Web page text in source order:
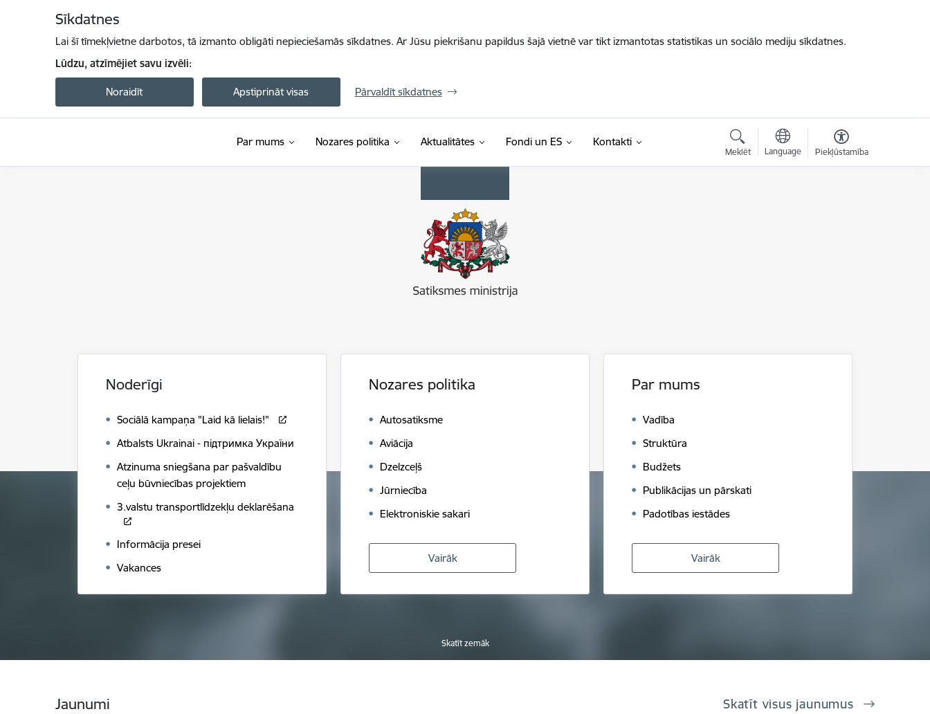
Sīkdatnes
Lai šī tīmekļvietne darbotos, tā izmanto obligāti nepieciešamās sīkdatnes. Ar Jūsu piekrišanu papildus šajā vietnē var tikt izmantotas statistikas un sociālo mediju sīkdatnes.
Lūdzu, atzīmējiet savu izvēli:
Noraidīt Apstiprināt visas Pārvaldīt sīkdatnes
Par mums Nozares politika Aktualitātes Fondi un ES Kontakti
Meklēt Language Piekļūstamība
Noderīgi
Sociālā kampaņa "Laid kā lielais!"
Atbalsts Ukrainai - підтримка України
Atzinuma sniegšana par pašvaldību
ceļu būvniecības projektiem
3.valstu transportlīdzekļu deklarēšana
Informācija presei
Vakances
Nozares politika
Autosatiksme
Aviācija
Dzelzceļš
Jūrniecība
Elektroniskie sakari
Vairāk
Par mums
Vadība
Struktūra
Budžets
Publikācijas un pārskati
Padotības iestādes
Vairāk
Skatīt zemāk
Jaunumi Skatīt visus jaunumus